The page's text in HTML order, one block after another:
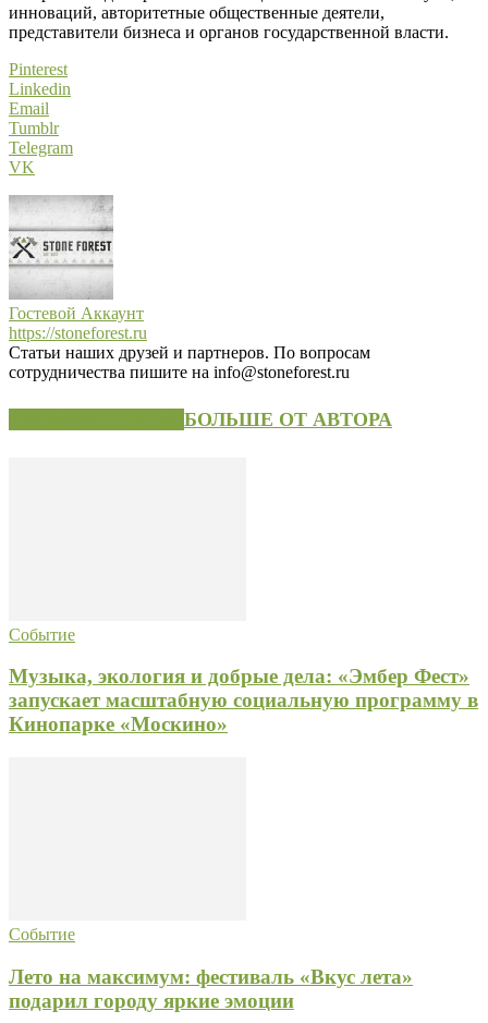
инноваций, авторитетные общественные деятели,
представители бизнеса и органов государственной власти.
Pinterest
Linkedin
Email
Tumblr
Telegram
VK
Гостевой Аккаунт
https://stoneforest.ru
Статьи наших друзей и партнеров. По вопросам
сотрудничества пишите на info@stoneforest.ru
БОЛЬШЕ ОТ АВТОРА
Событие
Музыка, экология и добрые дела: «Эмбер Фест»
запускает масштабную социальную программу в
Кинопарке «Москино»
Событие
Лето на максимум: фестиваль «Вкус лета»
подарил городу яркие эмоции